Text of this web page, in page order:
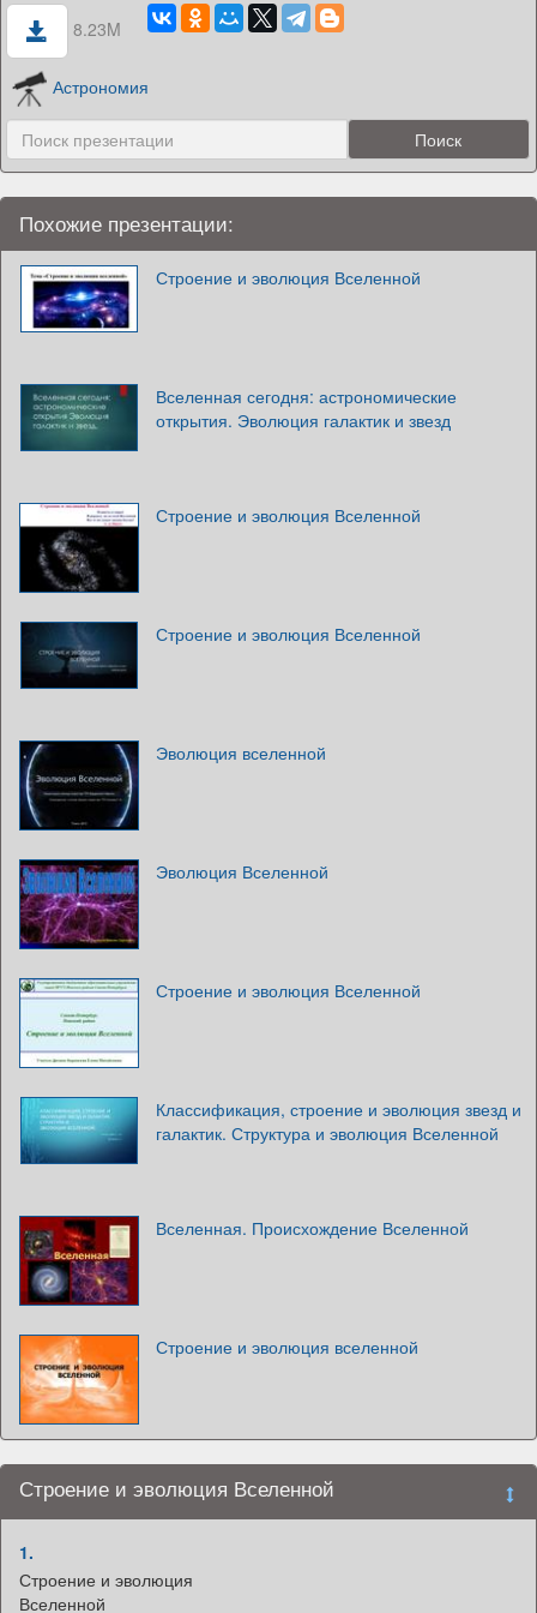
8.23M
Астрономия
Похожие презентации:
Строение и эволюция Вселенной
Вселенная сегодня: астрономические
открытия. Эволюция галактик и звезд
Строение и эволюция Вселенной
Строение и эволюция Вселенной
Эволюция вселенной
Эволюция Вселенной
Строение и эволюция Вселенной
Классификация, строение и эволюция звезд и
галактик. Структура и эволюция Вселенной
Вселенная. Происхождение Вселенной
Строение и эволюция вселенной
Строение и эволюция Вселенной
1.
Строение и эволюция
Вселенной